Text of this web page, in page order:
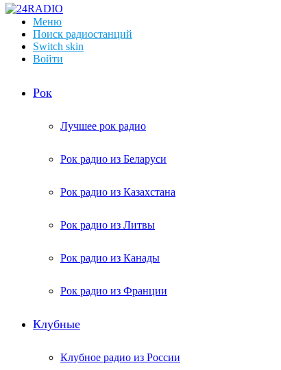
Меню
Поиск радиостанций
Switch skin
Войти
Рок
Лучшее рок радио
Рок радио из Беларуси
Рок радио из Казахстана
Рок радио из Литвы
Рок радио из Канады
Рок радио из Франции
Клубные
Клубное радио из России